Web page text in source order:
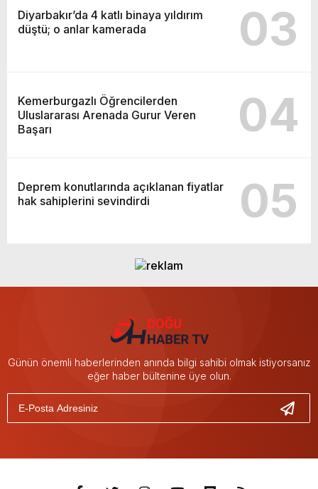
Diyarbakır’da 4 katlı binaya yıldırım
düştü; o anlar kamerada
03
Kemerburgazlı Öğrencilerden
Uluslararası Arenada Gurur Veren
Başarı
04
Deprem konutlarında açıklanan fiyatlar
hak sahiplerini sevindirdi
05
Günün önemli haberlerinden anında bilgi sahibi olmak istiyorsanız
eğer haber bültenine üye olun.